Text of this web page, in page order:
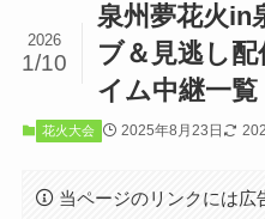
泉州夢花火in
ブ＆見逃し
イム中継一覧
2026
1/10
花火大会 2025年8月23日
当ページのリンクには広